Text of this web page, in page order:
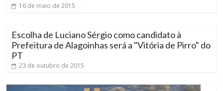
16 de maio de 2015
Escolha de Luciano Sérgio como candidato à
Prefeitura de Alagoinhas será a "Vitória de Pirro" do
PT
23 de outubro de 2015